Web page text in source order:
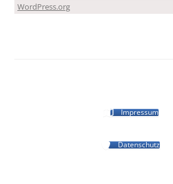
WordPress.org
Impressum
Datenschutz